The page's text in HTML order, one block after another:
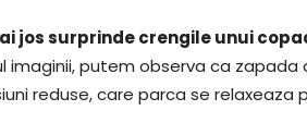
jos surprinde crengile unui
imaginii, putem observa ca
reduse, care parca se